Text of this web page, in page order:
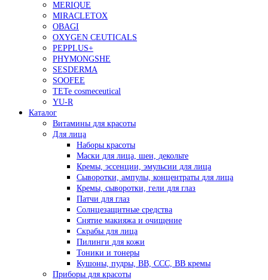
MERIQUE
MIRACLETOX
OBAGI
OXYGEN CEUTICALS
PEPPLUS+
PHYMONGSHE
SESDERMA
SOOFEE
TETe cosmeceutical
YU-R
Каталог
Витамины для красоты
Для лица
Наборы красоты
Маски для лица, шеи, декольте
Кремы, эссенции, эмульсии для лица
Сыворотки, ампулы, концентраты для лица
Кремы, сыворотки, гели для глаз
Патчи для глаз
Солнцезащитные средства
Снятие макияжа и очищение
Скрабы для лица
Пилинги для кожи
Тоники и тонеры
Кушоны, пудры, ВВ, ССС, ВВ кремы
Приборы для красоты